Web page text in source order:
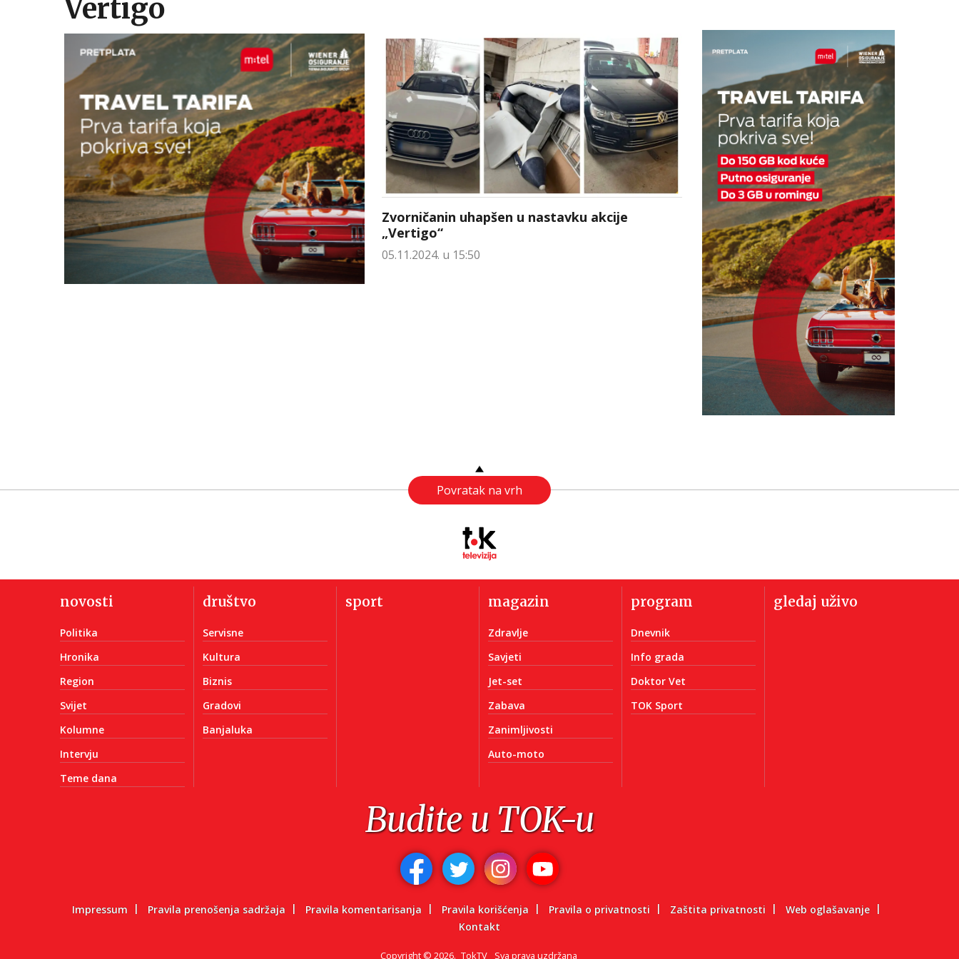
Vertigo
Zvorničanin uhapšen u nastavku akcije
„Vertigo“
05.11.2024. u 15:50
Povratak na vrh
novosti
Politika
Hronika
Region
Svijet
Kolumne
Intervju
Teme dana
društvo
Servisne
Kultura
Biznis
Gradovi
Banjaluka
sport magazin
Zdravlje
Savjeti
Jet-set
Zabava
Zanimljivosti
Auto-moto
program
Dnevnik
Info grada
Doktor Vet
TOK Sport
gledaj uživo
Budite u TOK-u
Impressum Pravila prenošenja sadržaja Pravila komentarisanja Pravila korišćenja Pravila o privatnosti Zaštita privatnosti
Web oglašavanje
Kontakt
Copyright © 2026. TokTV Sva prava uzdržana